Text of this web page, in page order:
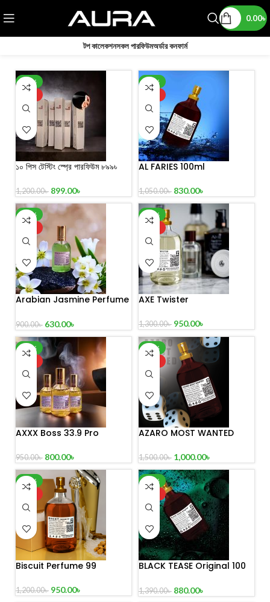
0.00৳
টপ কালেকশনসকল পারফিউমঅর্ডার কনফার্ম
-25%
১০ পিস টেস্টিং স্প্রে পারফিউম ৮৯৯৳
1,200.00৳ 899.00৳
-21%
AL FARIES 100ml
1,050.00৳ 830.00৳
-30%
Arabian Jasmine Perfume
900.00৳ 630.00৳
-27%
AXE Twister
1,300.00৳ 950.00৳
-16%
AXXX Boss 33.9 Pro
950.00৳ 800.00৳
-33%
AZARO MOST WANTED
1,500.00৳ 1,000.00৳
-21%
Biscuit Perfume 99
1,200.00৳ 950.00৳
-37%
BLACK TEASE Original 100
1,390.00৳ 880.00৳